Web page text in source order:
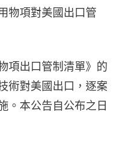
物項對美國出口管
項出口管制清單》的
術對美國出口，逐案
。本公告自公布之日